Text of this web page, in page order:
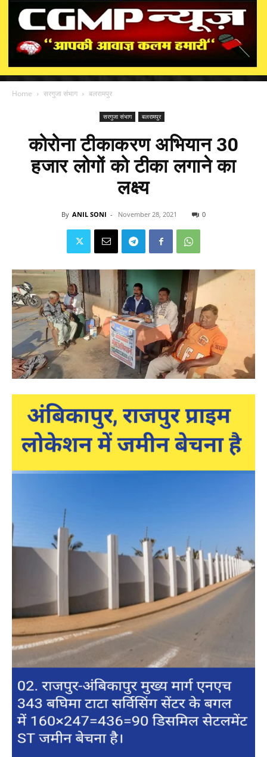
Home सरगुजा संभाग बलरामपुर
सरगुजा संभाग बलरामपुर
कोरोना टीकाकरण अभियान 30
हजार लोगों को टीका लगाने का
लक्ष्य
By ANIL SONI - November 28, 2021 0